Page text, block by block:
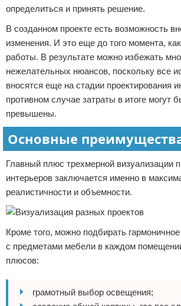
определиться и принять решение.
В созданном проекте есть возможность
изменения. И это еще до того момента,
работы. В результате можно избежать
нежелательных нюансов, поскольку все
вносятся еще на стадии проектирования
противном случае затраты в итоге могут
превышены.
Основные
Главный плюс трехмерной визуализации
интерьеров заключается именно в
реалистичности и объемности.
Кроме того, можно подбирать
с предметами мебели в каждом
плюсов:
грамотный выбор освещения;